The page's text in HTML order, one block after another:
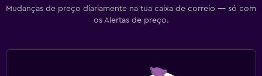
Mudanças de preço diariamente na tua caixa de correio — só com
os Alertas de preço.